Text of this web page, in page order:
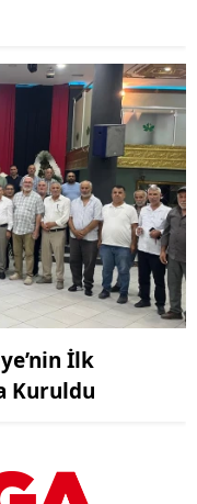
İlk
Kuruldu